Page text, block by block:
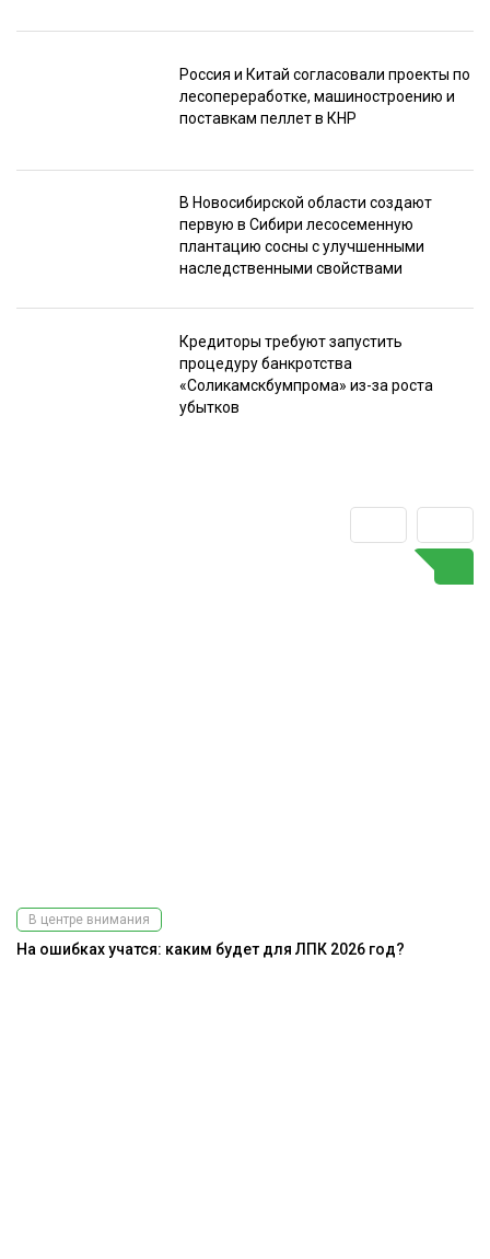
Россия и Китай согласовали проекты по
лесопереработке, машиностроению и
поставкам пеллет в КНР
В Новосибирской области создают
первую в Сибири лесосеменную
плантацию сосны с улучшенными
наследственными свойствами
Кредиторы требуют запустить
процедуру банкротства
«Соликамскбумпрома» из-за роста
убытков
В центре внимания
На ошибках учатся: каким будет для ЛПК 2026 год?